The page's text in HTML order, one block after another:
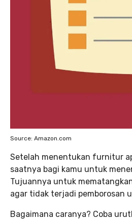
Source: Amazon.com
Setelah menentukan furnitur
saatnya bagi kamu untuk
Tujuannya untuk
agar tidak terjadi pemborosan
Bagaimana caranya? Coba